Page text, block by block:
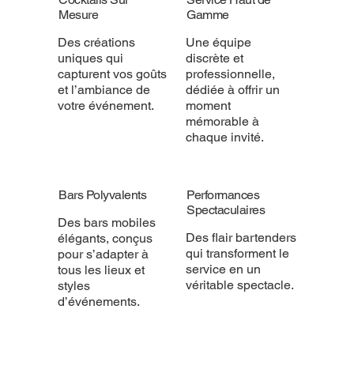
Mesure
Des créations
uniques qui
capturent vos goûts
et l’ambiance de
votre événement.
Gamme
Une équipe
discrète et
professionnelle,
dédiée à offrir un
moment
mémorable à
chaque invité.
Bars Polyvalents
Des bars mobiles
élégants, conçus
pour s’adapter à
tous les lieux et
styles
d’événements.
Performances
Spectaculaires
Des flair bartenders
qui transforment le
service en un
véritable spectacle.